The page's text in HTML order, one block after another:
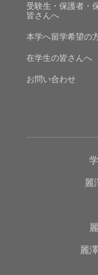
受験生・保護者・
皆さんへ
本学へ留学希望の
在学生の皆さんへ
お問い合わせ
麗
麗